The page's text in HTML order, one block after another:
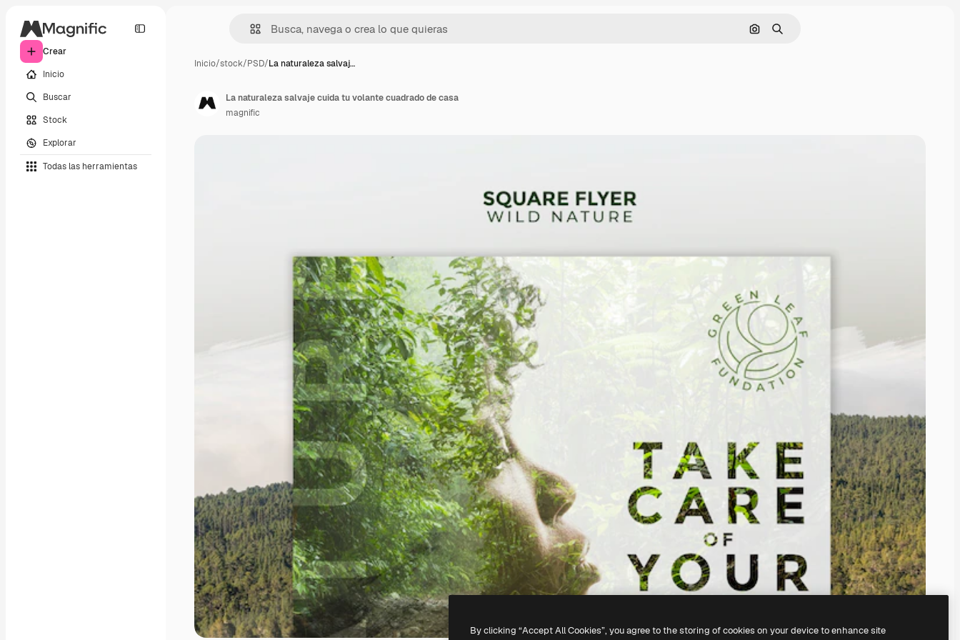
Crear
Inicio
Buscar
Stock
Explorar
Todas las herramientas
Buscar por imagen
Buscar
Inicio/stock/PSD/La naturaleza salvaj…
La naturaleza salvaje cuida tu volante cuadrado de casa
magnific
By clicking “Accept All Cookies”, you agree to the storing of cookies on your device to enhance site